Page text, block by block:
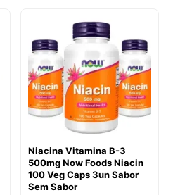
Niacina Vitamina B-3
500mg Now Foods Niacin
100 Veg Caps 3un Sabor
Sem Sabor